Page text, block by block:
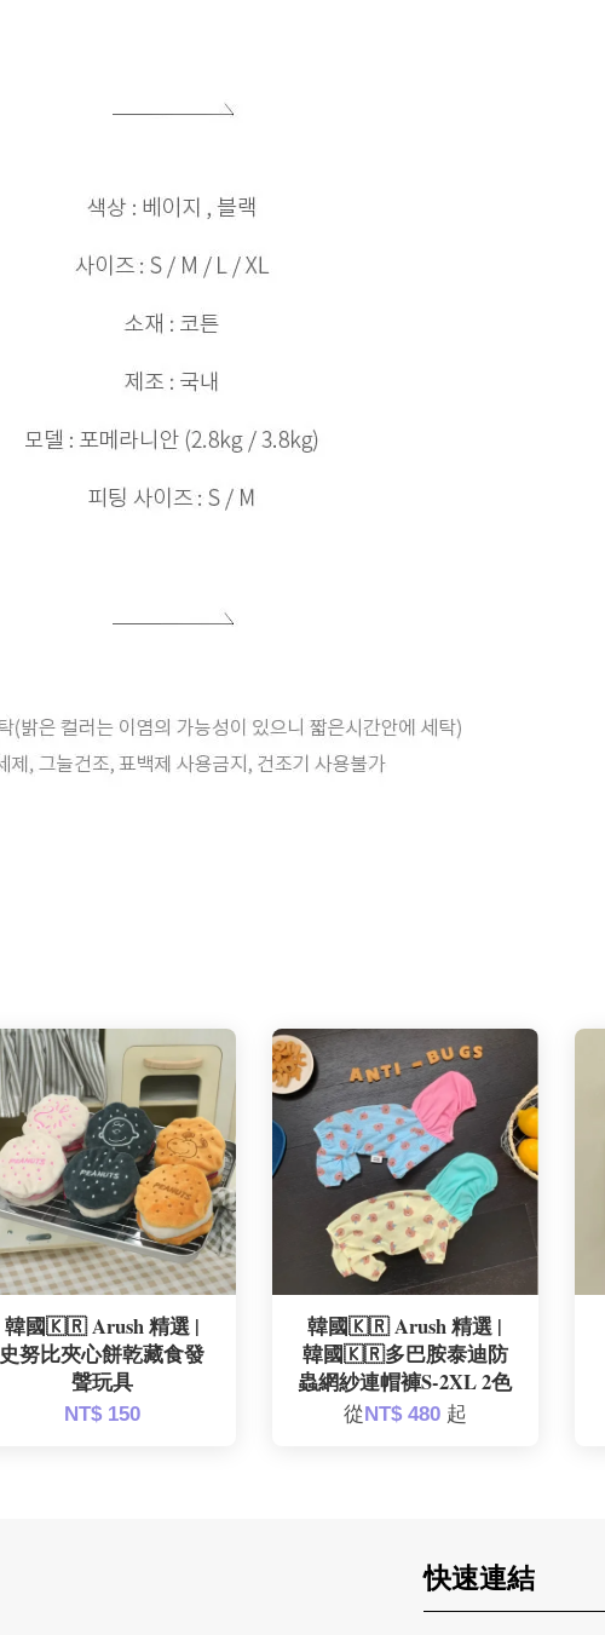
韓國🇰🇷 Arush 精選 |
史努比夾心餅乾藏食發
聲玩具
NT$ 150
韓國🇰🇷 Arush 精選 |
韓國🇰🇷多巴胺泰迪防
蟲網紗連帽褲S-2XL 2色
從NT$ 480 起
快速連結